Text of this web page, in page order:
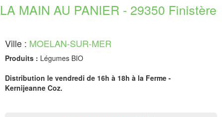
LA MAIN AU PANIER - 29350 Finistère
Ville : MOELAN-SUR-MER
Produits : Légumes BIO
Distribution le vendredi de 16h à 18h à la Ferme -
Kernijeanne Coz.